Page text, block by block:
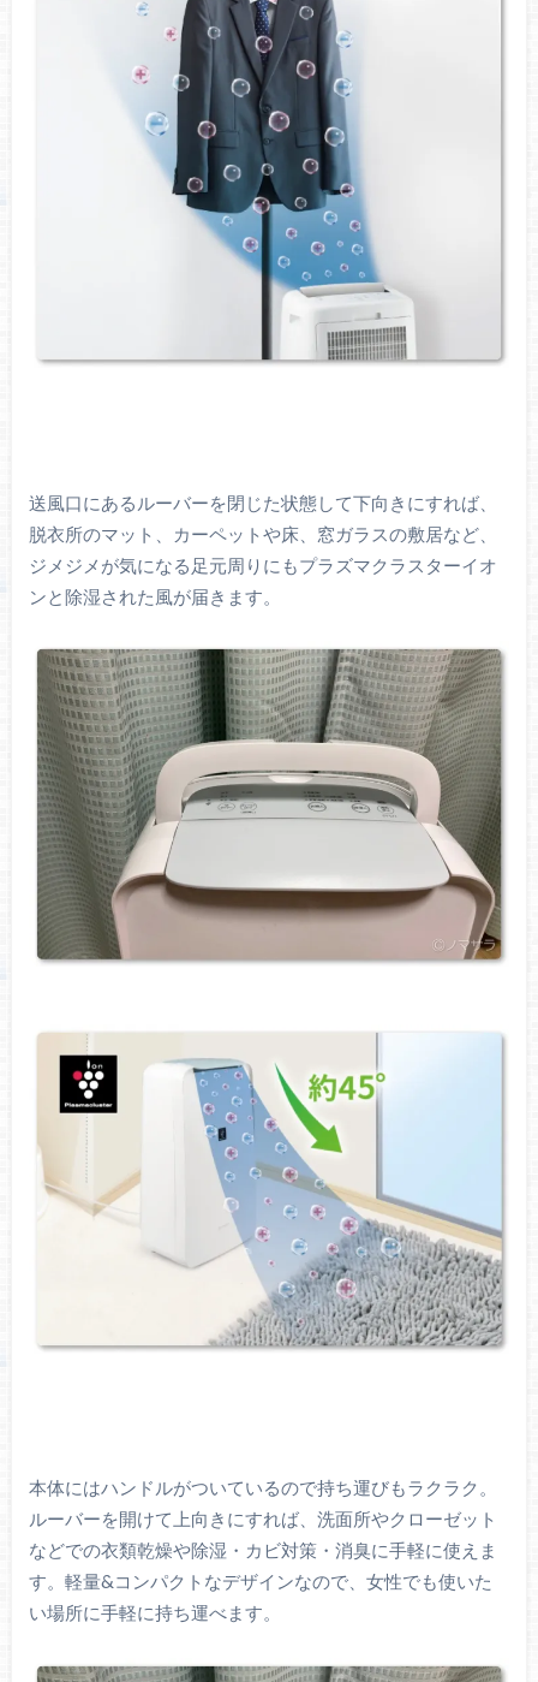
送風口にあるルーバーを閉じた状態して下向きにすれば、
脱衣所のマット、カーペットや床、窓ガラスの敷居など、
ジメジメが気になる足元周りにもプラズマクラスターイオ
ンと除湿された風が届きます。
本体にはハンドルがついているので持ち運びもラクラク。
ルーバーを開けて上向きにすれば、洗面所やクローゼット
などでの衣類乾燥や除湿・カビ対策・消臭に手軽に使えま
す。軽量&コンパクトなデザインなので、女性でも使いた
い場所に手軽に持ち運べます。